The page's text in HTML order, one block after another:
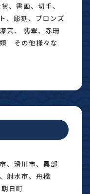
、書画、切手、
、彫刻、ブロンズ
芸、 翡翠、赤珊
その他様々な
、滑川市、黒部
射水市、舟橋
日町